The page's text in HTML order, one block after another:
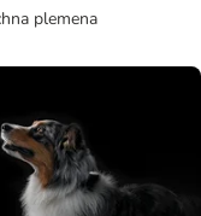
plemena